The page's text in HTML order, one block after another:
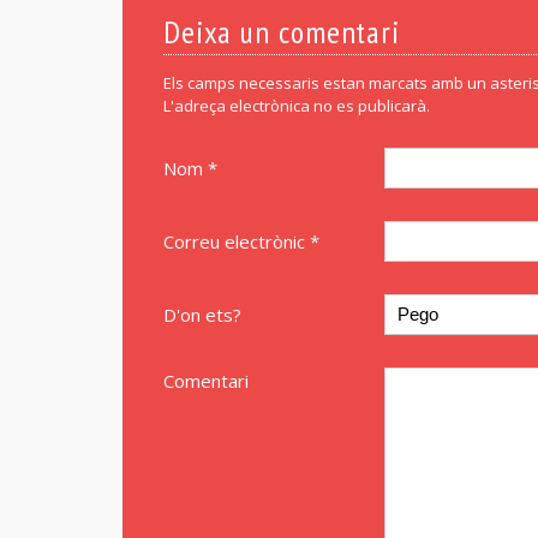
Deixa un comentari
Els camps necessaris estan marcats amb un
L'adreça electrònica no es publicarà.
Nom *
Correu electrònic *
D'on ets?
Comentari